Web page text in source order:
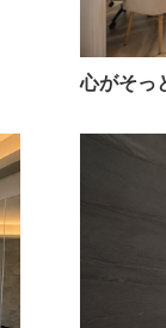
心がそっ